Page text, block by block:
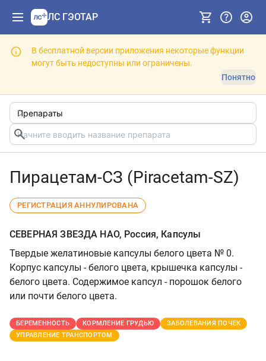
ЛС ГЭОТАР
В бесплатной версии приложения некоторые функции
могут быть недоступны или ограничены.
Понятно
Пирацетам-СЗ (Piracetam-SZ)
РЕГИСТРАЦИЯ АННУЛИРОВАНА
СЕВЕРНАЯ ЗВЕЗДА НАО, Россия, Капсулы
Твердые желатиновые капсулы белого цвета № 0.
Корпус капсулы - белого цвета, крышечка капсулы -
белого цвета. Содержимое капсул - порошок белого
или почти белого цвета.
БЕРЕМЕННОСТЬ КОРМЛЕНИЕ ГРУДЬЮ
ЗАБОЛЕВАНИЯ ПОЧЕК
УПРАВЛЕНИЕ ТРАНСПОРТОМ